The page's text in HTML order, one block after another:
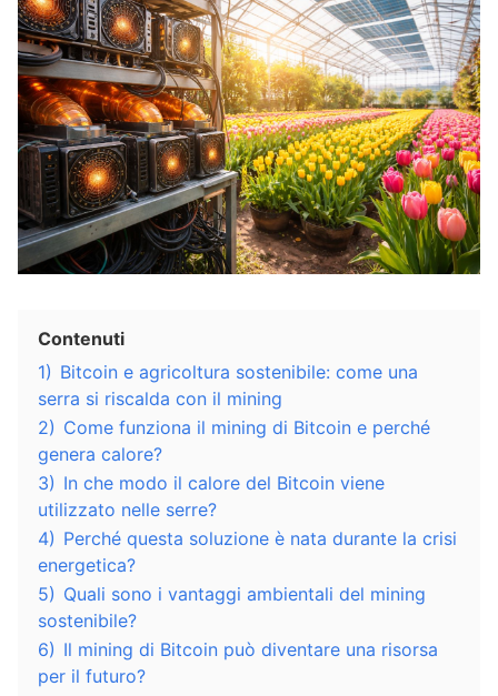
Contenuti
1) Bitcoin e agricoltura sostenibile: come una
serra si riscalda con il mining
2) Come funziona il mining di Bitcoin e perché
genera calore?
3) In che modo il calore del Bitcoin viene
utilizzato nelle serre?
4) Perché questa soluzione è nata durante la crisi
energetica?
5) Quali sono i vantaggi ambientali del mining
sostenibile?
6) Il mining di Bitcoin può diventare una risorsa
per il futuro?